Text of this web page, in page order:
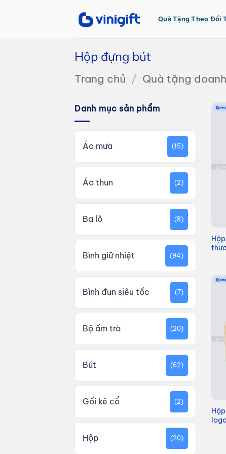
Quà Tặng Theo Đối
Hộp đựng bút
Trang chủ / Quà tặng
Danh mục sản phẩm
Áo mưa (15)
Áo thun (2)
Ba lô (8)
Bình giữ nhiệt (94)
Bình đun siêu tốc (7)
Bộ ấm trà (20)
Bút (62)
Gối kê cổ (2)
Hộp (20)
logo